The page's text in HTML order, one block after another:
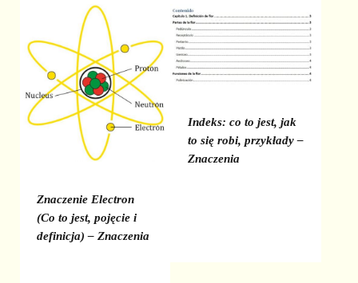
Znaczenie Electron
(Co to jest, pojęcie i
definicja) – Znaczenia
Indeks: co to jest, jak
to się robi, przykłady –
Znaczenia